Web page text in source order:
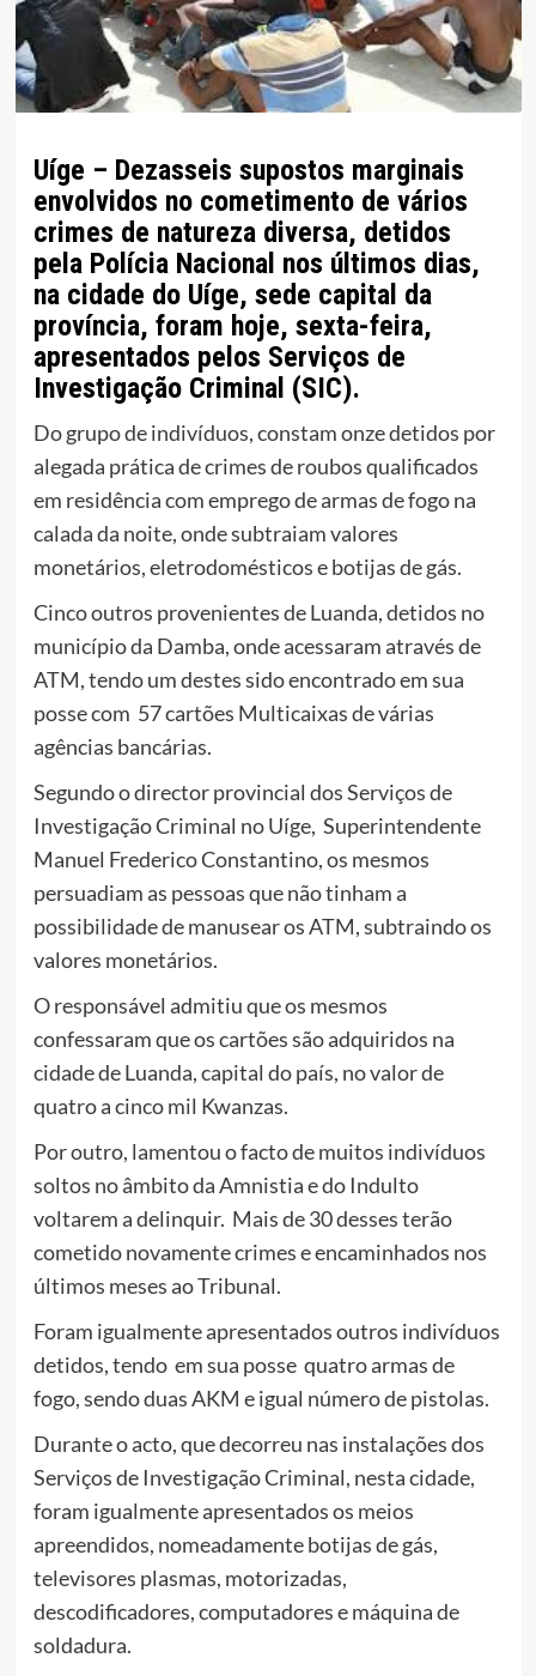
Uíge – Dezasseis supostos marginais
envolvidos no cometimento de vários
crimes de natureza diversa, detidos
pela Polícia Nacional nos últimos dias,
na cidade do Uíge, sede capital da
província, foram hoje, sexta-feira,
apresentados pelos Serviços de
Investigação Criminal (SIC).
Do grupo de indivíduos, constam onze detidos por
alegada prática de crimes de roubos qualificados
em residência com emprego de armas de fogo na
calada da noite, onde subtraiam valores
monetários, eletrodomésticos e botijas de gás.
Cinco outros provenientes de Luanda, detidos no
município da Damba, onde acessaram através de
ATM, tendo um destes sido encontrado em sua
posse com 57 cartões Multicaixas de várias
agências bancárias.
Segundo o director provincial dos Serviços de
Investigação Criminal no Uíge, Superintendente
Manuel Frederico Constantino, os mesmos
persuadiam as pessoas que não tinham a
possibilidade de manusear os ATM, subtraindo os
valores monetários.
O responsável admitiu que os mesmos
confessaram que os cartões são adquiridos na
cidade de Luanda, capital do país, no valor de
quatro a cinco mil Kwanzas.
Por outro, lamentou o facto de muitos indivíduos
soltos no âmbito da Amnistia e do Indulto
voltarem a delinquir. Mais de 30 desses terão
cometido novamente crimes e encaminhados nos
últimos meses ao Tribunal.
Foram igualmente apresentados outros indivíduos
detidos, tendo em sua posse quatro armas de
fogo, sendo duas AKM e igual número de pistolas.
Durante o acto, que decorreu nas instalações dos
Serviços de Investigação Criminal, nesta cidade,
foram igualmente apresentados os meios
apreendidos, nomeadamente botijas de gás,
televisores plasmas, motorizadas,
descodificadores, computadores e máquina de
soldadura.